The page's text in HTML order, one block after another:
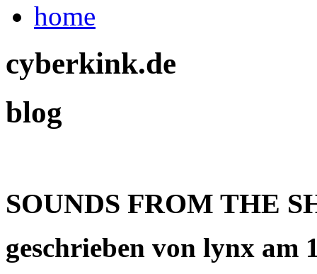
home
cyberkink.de
blog
SOUNDS FROM THE
geschrieben von lynx am